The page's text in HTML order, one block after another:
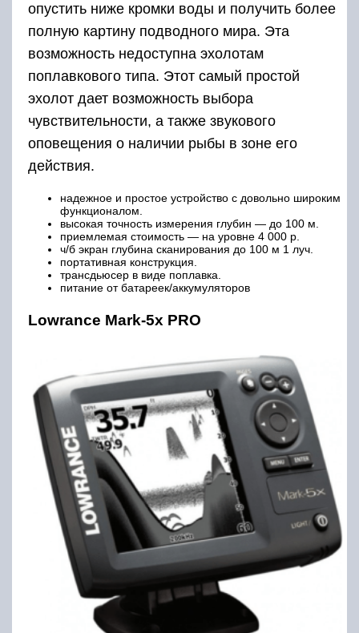
опустить ниже кромки воды и получить более
полную картину подводного мира. Эта
возможность недоступна эхолотам
поплавкового типа. Этот самый простой
эхолот дает возможность выбора
чувствительности, а также звукового
оповещения о наличии рыбы в зоне его
действия.
надежное и простое устройство с довольно широким
функционалом.
высокая точность измерения глубин — до 100 м.
приемлемая стоимость — на уровне 4 000 р.
ч/б экран глубина сканирования до 100 м 1 луч.
портативная конструкция.
трансдьюсер в виде поплавка.
питание от батареек/аккумуляторов
Lowrance Mark-5x PRO